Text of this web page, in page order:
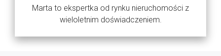
Marta to ekspertka od rynku nieruchomości z
wieloletnim doświadczeniem.